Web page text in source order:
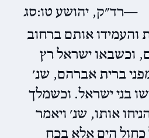
רד״ק, יהושע טו:סג
והעמידו אותם ברחוב
וכשבאו ישראל רץ
ברית אברהם, שנ׳
בני ישראל. וכשמלך
אותו, שנ׳ ויאמר
כחול הים אלא בכח